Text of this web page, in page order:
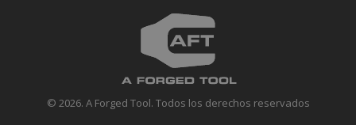
© 2026. A Forged Tool. Todos los derechos reservados